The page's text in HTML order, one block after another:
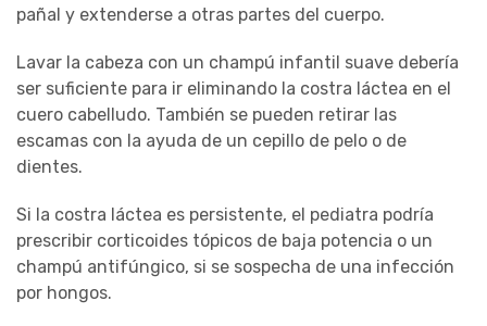
pañal y extenderse a otras partes del cuerpo.
Lavar la cabeza con un champú infantil suave debería
ser suficiente para ir eliminando la costra láctea en el
cuero cabelludo. También se pueden retirar las
escamas con la ayuda de un cepillo de pelo o de
dientes.
Si la costra láctea es persistente, el pediatra podría
prescribir corticoides tópicos de baja potencia o un
champú antifúngico, si se sospecha de una infección
por hongos.